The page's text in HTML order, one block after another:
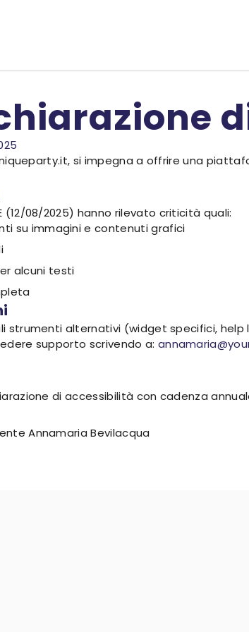
si impegna a offrire una
(12/08/2025) hanno rilevato criticità quali:
su immagini e contenuti grafici
alcuni testi
strumenti alternativi (widget specifici,
supporto scrivendo a:
di accessibilità con cadenza
Annamaria Bevilacqua